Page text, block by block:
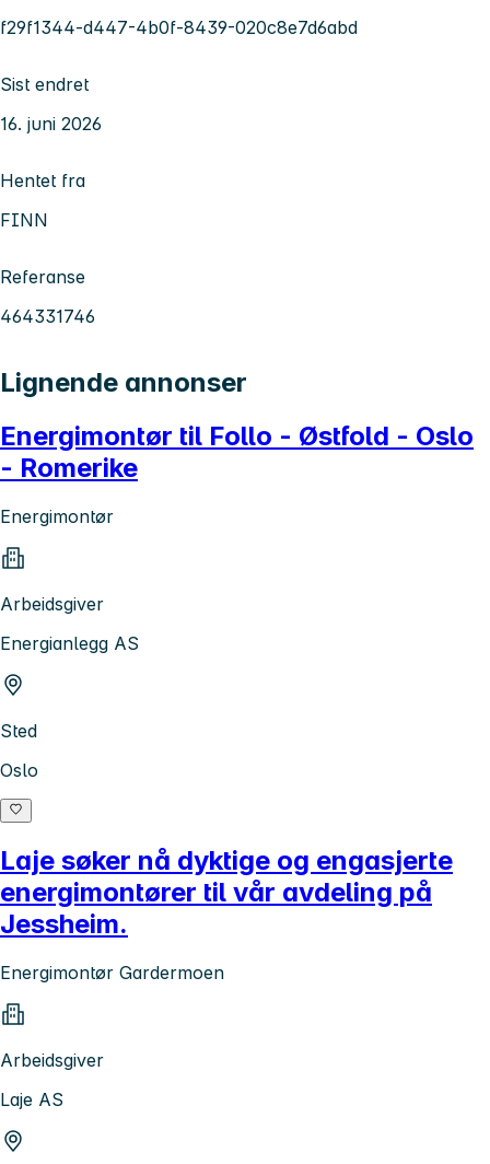
f29f1344-d447-4b0f-8439-020c8e7d6abd
Sist endret
16. juni 2026
Hentet fra
FINN
Referanse
464331746
Lignende annonser
Energimontør til Follo - Østfold - Oslo
- Romerike
Energimontør
Arbeidsgiver
Energianlegg AS
Sted
Oslo
Laje søker nå dyktige og engasjerte
energimontører til vår avdeling på
Jessheim.
Energimontør Gardermoen
Arbeidsgiver
Laje AS